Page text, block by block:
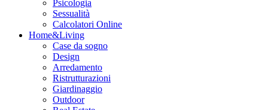
Psicologia
Sessualità
Calcolatori Online
Home&Living
Case da sogno
Design
Arredamento
Ristrutturazioni
Giardinaggio
Outdoor